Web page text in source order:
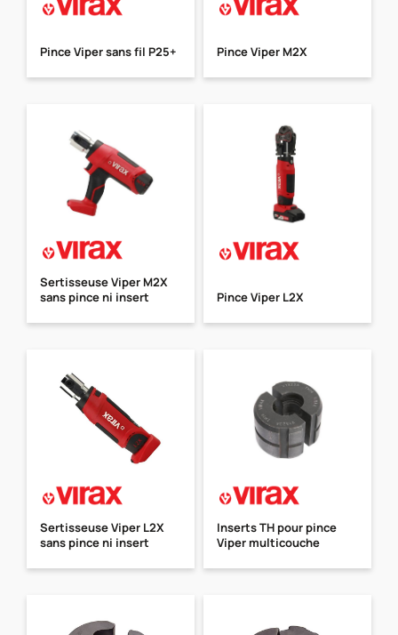
Pince Viper sans fil P25+ Pince Viper M2X
Sertisseuse Viper M2X
sans pince ni insert
Pince Viper L2X
Sertisseuse Viper L2X
sans pince ni insert
Inserts TH pour pince
Viper multicouche